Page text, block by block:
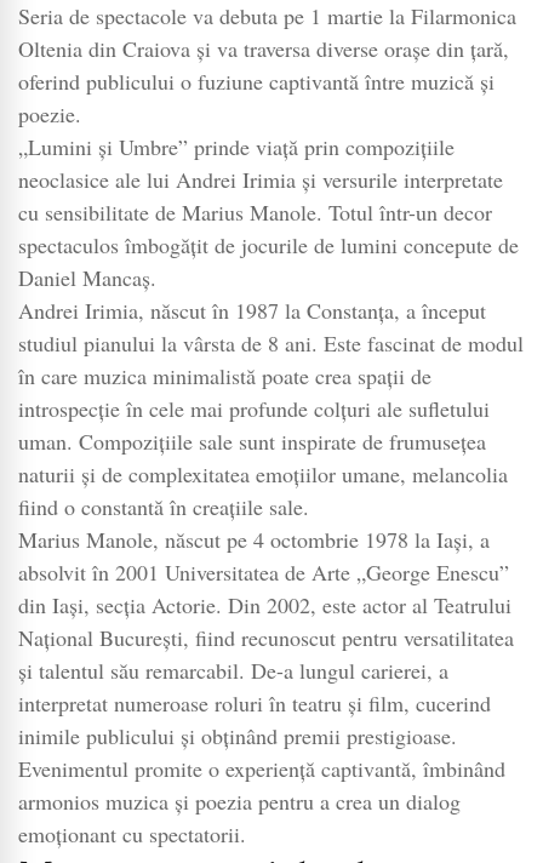
–
un
dialog
Seria de spectacole va debuta pe 1 martie la Filarmonica
Oltenia din Craiova și va traversa diverse orașe din țară,
oferind publicului o fuziune captivantă între muzică și
poezie.
„Lumini și Umbre” prinde viață prin compozițiile
neoclasice ale lui Andrei Irimia și versurile interpretate
cu sensibilitate de Marius Manole. Totul într-un decor
spectaculos îmbogățit de jocurile de lumini concepute de
Daniel Mancaș.
Andrei Irimia, născut în 1987 la Constanța, a început
studiul pianului la vârsta de 8 ani. Este fascinat de modul
în care muzica minimalistă poate crea spații de
introspecție în cele mai profunde colțuri ale sufletului
uman. Compozițiile sale sunt inspirate de frumusețea
naturii și de complexitatea emoțiilor umane, melancolia
fiind o constantă în creațiile sale.
Marius Manole, născut pe 4 octombrie 1978 la Iași, a
absolvit în 2001 Universitatea de Arte „George Enescu”
din Iași, secția Actorie. Din 2002, este actor al Teatrului
Național București, fiind recunoscut pentru versatilitatea
și talentul său remarcabil. De-a lungul carierei, a
interpretat numeroase roluri în teatru și film, cucerind
inimile publicului și obținând premii prestigioase.
Evenimentul promite o experiență captivantă, îmbinând
armonios muzica și poezia pentru a crea un dialog
emoționant cu spectatorii.